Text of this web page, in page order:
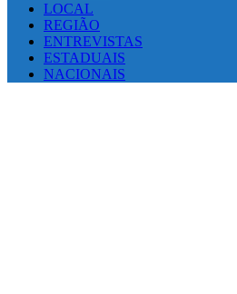
LOCAL
REGIÃO
ENTREVISTAS
ESTADUAIS
NACIONAIS